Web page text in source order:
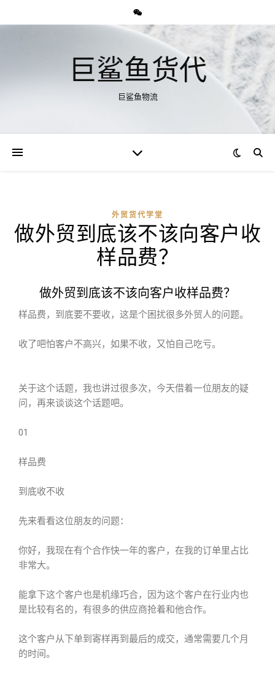
巨鲨鱼货代
巨鲨鱼物流
外贸货代学堂
做外贸到底该不该向客户收
样品费？
做外贸到底该不该向客户收样品费？
样品费，到底要不要收，这是个困扰很多外贸人的问题。
收了吧怕客户不高兴，如果不收，又怕自己吃亏。
关于这个话题，我也讲过很多次，今天借着一位朋友的疑
问，再来谈谈这个话题吧。
01
样品费
到底收不收
先来看看这位朋友的问题：
你好，我现在有个合作快一年的客户，在我的订单里占比
非常大。
能拿下这个客户也是机缘巧合，因为这个客户在行业内也
是比较有名的，有很多的供应商抢着和他合作。
这个客户从下单到寄样再到最后的成交，通常需要几个月
的时间。